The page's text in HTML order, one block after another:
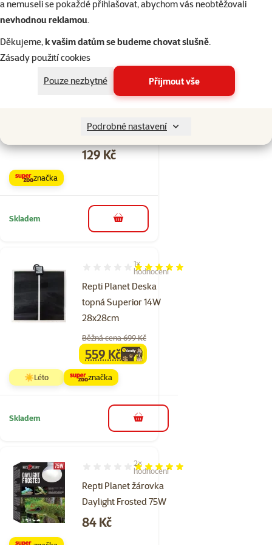
a nemuseli se pokaždé přihlašovat, abychom vás neobtěžovali
nevhodnou reklamou.
Děkujeme,k vašim datům se budeme chovat slušně.
Zásady použití cookies
Pouze nezbytné
Přijmout vše
Podrobné nastavení
Skladem
Repti Planet
žárovka Daylight
150W
Hodnocení 0%
Cena
129 Kč
značka
Skladem do košíku
Repti Planet Deska
topná Superior 14W
28x28cm
Hodnocení 100%, počet hodnocení: 1
1×
hodnocení
Běžná cena 699 Kč
familycena
559 Kč
☀️Léto značka
Skladem do košíku
Repti Planet žárovka
Daylight Frosted 75W
Hodnocení 100%, počet hodnocení: 2
2×
hodnocení
Cena
84 Kč